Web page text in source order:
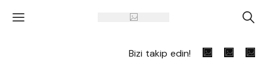
' A
Bizi takip edin!